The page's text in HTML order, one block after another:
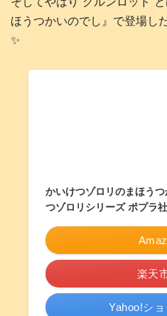
ほうつかいのでし』で登場し
✨
かいけつゾロリのまほう
つゾロリシリーズ ポプラ
楽天
Yahoo!シ